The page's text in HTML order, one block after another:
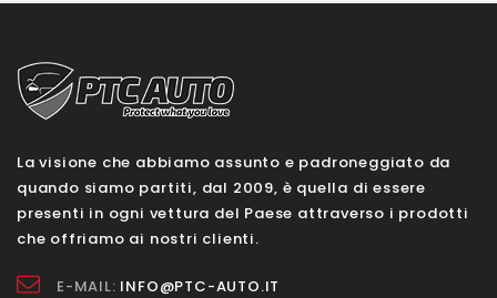
La visione che abbiamo assunto e padroneggiato da
quando siamo partiti, dal 2009, è quella di essere
presenti in ogni vettura del Paese attraverso i prodotti
che offriamo ai nostri clienti.
E-MAIL: INFO@PTC-AUTO.IT